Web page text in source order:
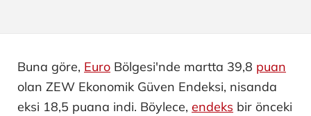
Buna göre, Euro Bölgesi'nde martta 39,8 puan
olan ZEW Ekonomik Güven Endeksi, nisanda
eksi 18,5 puana indi. Böylece, endeks bir önceki